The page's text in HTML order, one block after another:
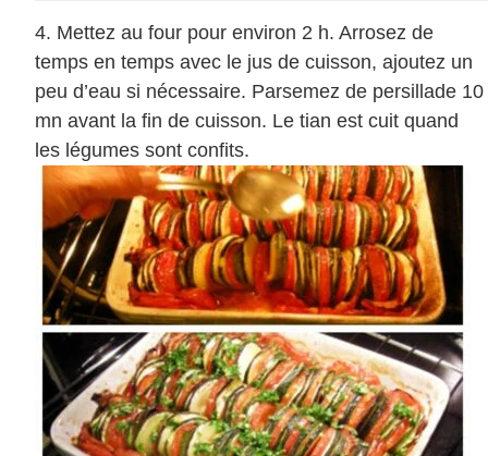
Mettez au four pour environ 2 h. Arrosez de
temps en temps avec le jus de cuisson, ajoutez un
peu d’eau si nécessaire. Parsemez de persillade 10
mn avant la fin de cuisson. Le tian est cuit quand
les légumes sont confits.